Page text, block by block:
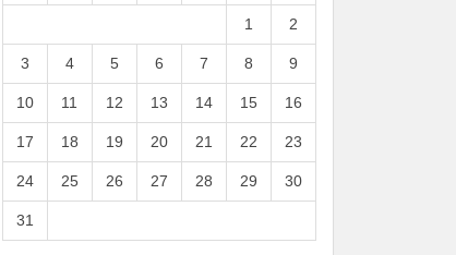
1 2
3 4 5 6 7 8 9
10 11 12 13 14 15 16
17 18 19 20 21 22 23
24 25 26 27 28 29 30
31